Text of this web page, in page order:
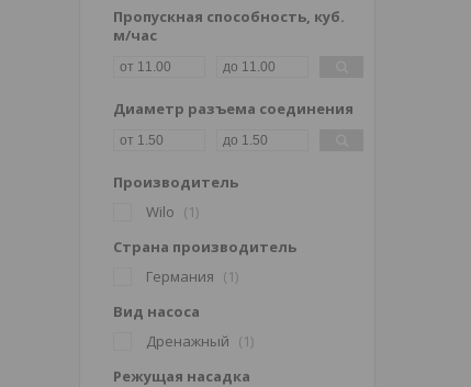
Пропускная способность, куб.
м/час
Диаметр разъема соединения
Производитель
Wilo
1
Страна производитель
Германия
1
Вид насоса
Дренажный
1
Режущая насадка